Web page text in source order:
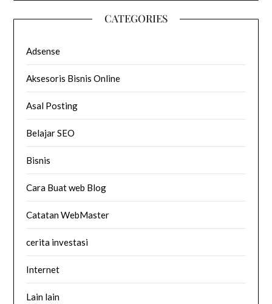
CATEGORIES
Adsense
Aksesoris Bisnis Online
Asal Posting
Belajar SEO
Bisnis
Cara Buat web Blog
Catatan WebMaster
cerita investasi
Internet
Lain lain